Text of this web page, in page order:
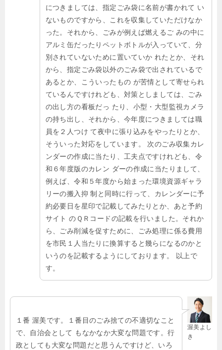
につきましては、指定ごみ袋に名前が書かれて い
ないものですから、これを収集していただけなか
った。それから、ごみが例えば燃えるご みの中に
アルミ缶だったりペットボトルが入っていて、分
別されていないために置いていか れたとか、それ
から、指定ごみ袋以外のごみ袋で出されているで
あるとか、こういったもの が苦情として寄せられ
ているんですけれども、対策としましては、ごみ
の出し方の看板だっ たり、小型・大型監視カメラ
の持ち出し、それから、今年度につきましては職
員を２人つけ て夜中に張り込みをやったりとか、
そういった対応をしています。 次のごみ収集カレ
ンダーの作成に当たり、工夫点ですけれども、令
和６年度版のカレン ダーの作成に当たりまして、
例えば、令和５年度から始まった環境資源ギャラ
リーの搬入抑 制と同時に行って、カレンダーに予
約必要日を星印で記載してみたりとか、あと予約
サイト のＱＲコードの記載を行いました。それか
ら、ごみ削減を促すために、ごみ処理に係る費用
を市民１人当たりに換算すると幾らになるのかと
いうのを記載するようにしております。 以上で
す。
渥美よし
き
１番 渥美です。１番目のごみ捨ての不適切なこと
で、自治会として もなかなか大変な問題です。行
政としても大変な問題だと思うんですけど、いろ